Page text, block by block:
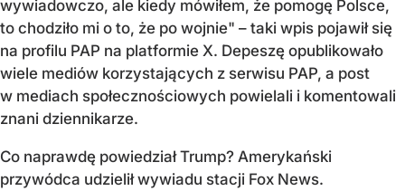
wywiadowczo, ale kiedy mówiłem, że pomogę Polsce,
to chodziło mi o to, że po wojnie" – taki wpis pojawił się
na profilu PAP na platformie X. Depeszę opublikowało
wiele mediów korzystających z serwisu PAP, a post
w mediach społecznościowych powielali i komentowali
znani dziennikarze.
Co naprawdę powiedział Trump? Amerykański
przywódca udzielił wywiadu stacji Fox News.